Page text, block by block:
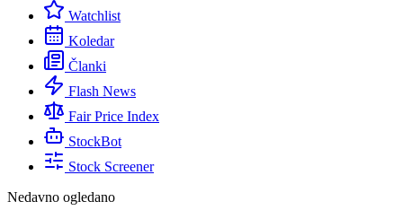
Watchlist
Koledar
Članki
Flash News
Fair Price Index
StockBot
Stock Screener
Nedavno ogledano